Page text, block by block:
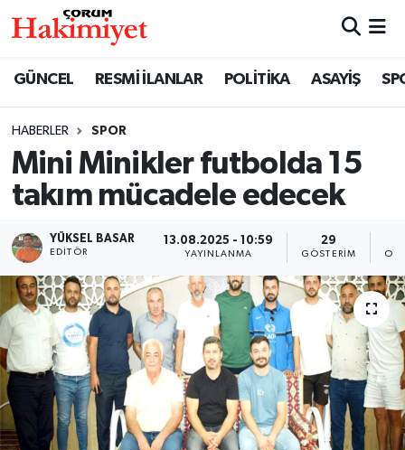
GÜNCEL RESMİ İLANLAR POLİTİKA ASAYİŞ
HABERLER SPOR
Mini Minikler futbolda 15
takım mücadele edecek
YÜKSEL BASAR
EDITÖR
13.08.2025 - 10:59
YAYINLANMA
29
GÖSTERIM
SAĞLIK
ASAYİŞ
EKONOMİ
GÜNCEL
AKTÜEL
EĞİTİM
İLÇELER
Nöbetçi Eczaneler
Çorum Namaz Vakitleri
Trafik Durumu
Süper Lig Puan Durumu ve Fikstür
Tüm Manşetler
Son Dakika Haberleri
Haber Arşivi